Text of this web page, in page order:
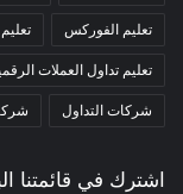
تعليم الفوركس
تعليم تداول العملات
شركات التداول
اشترك في قائمتنا